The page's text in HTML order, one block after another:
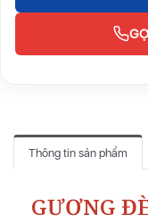
Thông tin sản phẩm
GƯƠNG